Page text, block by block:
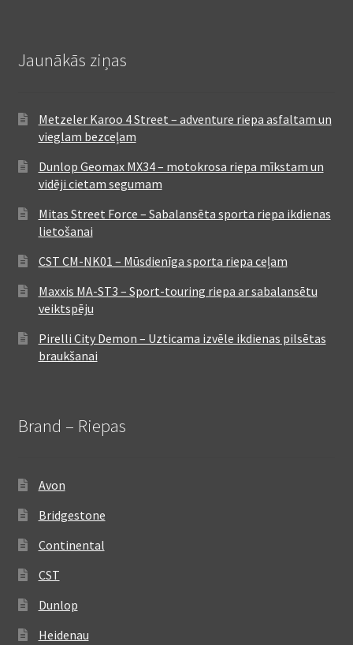
Jaunākās ziņas
Metzeler Karoo 4 Street – adventure riepa asfaltam un
vieglam bezceļam
Dunlop Geomax MX34 – motokrosa riepa mīkstam un
vidēji cietam segumam
Mitas Street Force – Sabalansēta sporta riepa ikdienas
lietošanai
CST CM-NK01 – Mūsdienīga sporta riepa ceļam
Maxxis MA-ST3 – Sport-touring riepa ar sabalansētu
veiktspēju
Pirelli City Demon – Uzticama izvēle ikdienas pilsētas
braukšanai
Brand – Riepas
Avon
Bridgestone
Continental
CST
Dunlop
Heidenau